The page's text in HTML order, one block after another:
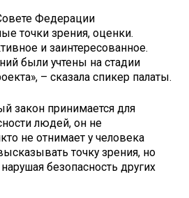
Федерации
точки зрения, оценки.
и заинтересованное.
были учтены на стадии
– сказала спикер палаты.
закон принимается для
людей, он не
не отнимает у человека
точку зрения, но
безопасность других